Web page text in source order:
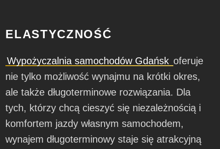
ELASTYCZNOŚĆ
Wypożyczalnia samochodów Gdańsk oferuje
nie tylko możliwość wynajmu na krótki okres,
ale także długoterminowe rozwiązania. Dla
tych, którzy chcą cieszyć się niezależnością i
komfortem jazdy własnym samochodem,
wynajem długoterminowy staje się atrakcyjną